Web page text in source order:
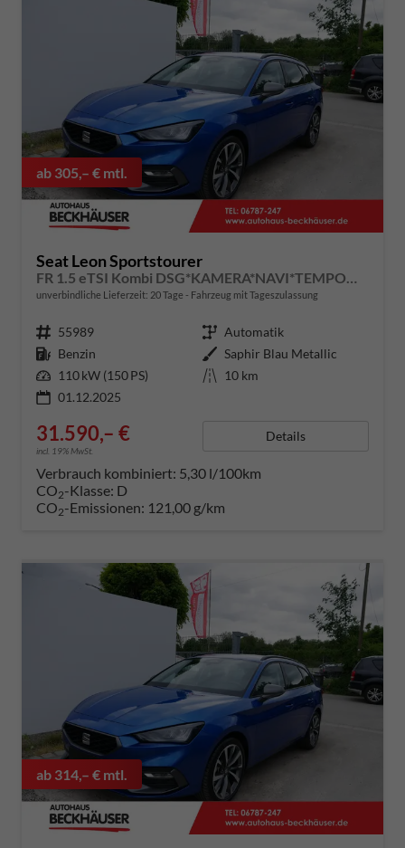
ab 305,– € mtl.
Seat Leon Sportstourer
FR 1.5 eTSI Kombi DSG*KAMERA*NAVI*TEMPOMAT*3-ZONE KILMAAUTOMATIK*VIRTUAL COCKPIT*
unverbindliche Lieferzeit: 20 Tage Fahrzeug mit Tageszulassung
Fahrzeugnummer 55989 Getriebe Automatik
Kraftstoff Benzin Außenfarbe Saphir Blau Metallic
Leistung 110 kW (150 PS) Kilometerstand 10 km
01.12.2025
31.590,– €
incl. 19% MwSt.
Details
Verbrauch kombiniert: 5,30 l/100km
CO2-Klasse: D
CO2-Emissionen: 121,00 g/km
ab 314,– € mtl.